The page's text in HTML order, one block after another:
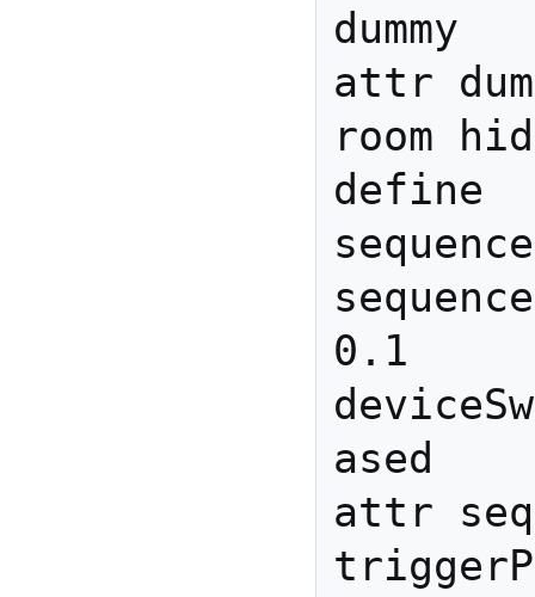
dummy
attr
room
define
0.1
ased
attr